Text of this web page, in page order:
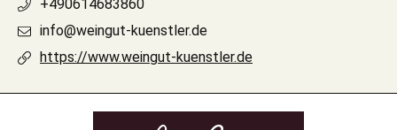
+490614683860
info@weingut-kuenstler.de
https://www.weingut-kuenstler.de